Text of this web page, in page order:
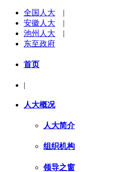
全国人大 |
安徽人大 |
池州人大 |
东至政府
首页
|
人大概况
人大简介
组织机构
领导之窗